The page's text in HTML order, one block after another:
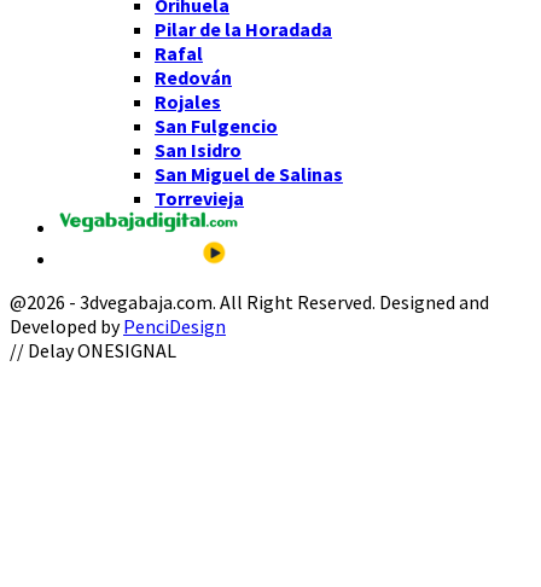
Pilar de la Horadada
Rafal
Redován
Rojales
San Fulgencio
San Isidro
San Miguel de Salinas
Torrevieja
@2026 - 3dvegabaja.com. All Right Reserved. Designed and
Developed byPenciDesign
Facebook
Twitter
Instagram
Youtube
Email
// Delay ONESIGNAL